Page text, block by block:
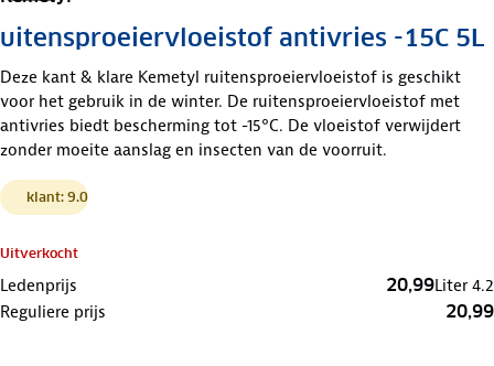
uitensproeiervloeistof antivries -15C 5L
Deze kant & klare Kemetyl ruitensproeiervloeistof is geschikt
voor het gebruik in de winter. De ruitensproeiervloeistof met
antivries biedt bescherming tot -15°C. De vloeistof verwijdert
zonder moeite aanslag en insecten van de voorruit.
klant: 9.0
Uitverkocht
Ledenprijs 20,99Liter 4.2
Reguliere prijs
20,99